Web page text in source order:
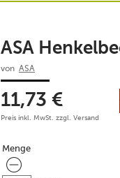
ASA
von ASA
11,73 €
Preis inkl. MwSt. zzgl. Versand
Menge
Menge